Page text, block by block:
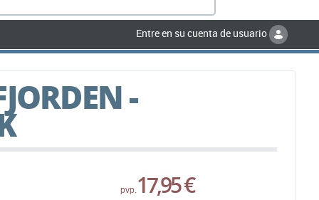
Entre en su cuenta de usuario
-
pvp.17,95 €